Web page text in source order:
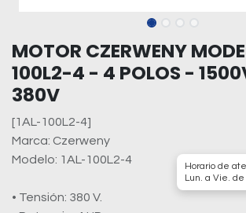
MOTOR CZERWENY
100L2-4 - 4 POLOS -
380V
[1AL-100L2-4]
Marca: Czerweny
Modelo: 1AL-100L2-4
• Tensión: 380 V.
Horario de
Lun. a Vie.